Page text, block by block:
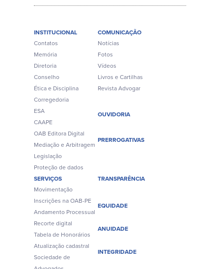
INSTITUCIONAL
Contatos
Memória
Diretoria
Conselho
Ética e Disciplina
Corregedoria
ESA
CAAPE
OAB Editora Digital
Mediação e Arbitragem
Legislação
Proteção de dados
COMUNICAÇÃO
Notícias
Fotos
Vídeos
Livros e Cartilhas
Revista Advogar
OUVIDORIA
PRERROGATIVAS
SERVIÇOS
Movimentação
Inscrições na OAB-PE
Andamento Processual
Recorte digital
Tabela de Honorários
Atualização cadastral
Sociedade de
TRANSPARÊNCIA
EQUIDADE
ANUIDADE
INTEGRIDADE